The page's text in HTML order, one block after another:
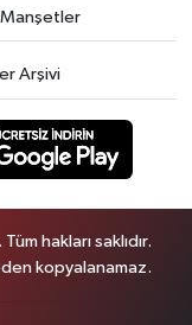
Manşetler
Arşivi
hakları saklıdır.
kopyalanamaz.